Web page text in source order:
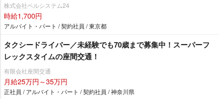
株式会社ベルシステム24
時給1,700円
アルバイト・パート / 契約社員 / 東京都
タクシードライバー／未経験でも70歳まで募集中！スーパーフ
レックスタイムの座間交通！
有限会社座間交通
月給25万円～35万円
正社員 / アルバイト・パート / 契約社員 / 神奈川県